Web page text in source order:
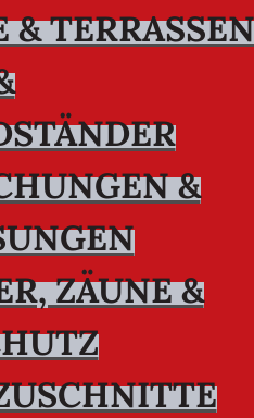
& TERRASSEN
&
ZÄUNE &